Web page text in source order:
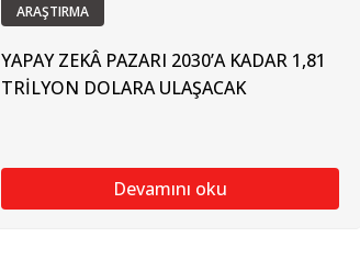
ARAŞTIRMA
YAPAY ZEKÂ PAZARI 2030’A KADAR 1,81
TRİLYON DOLARA ULAŞACAK
Devamını oku